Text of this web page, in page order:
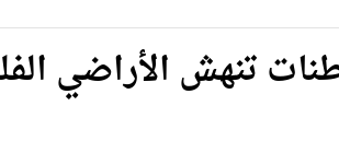
مستوطنات تنهش